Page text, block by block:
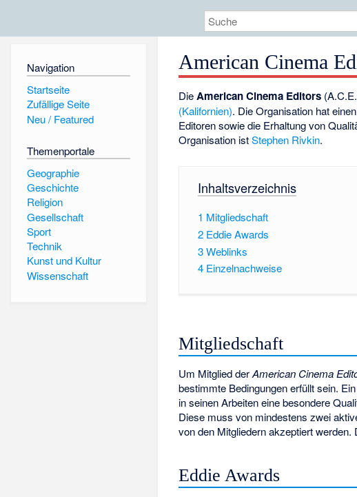
Navigation
Startseite
Zufällige Seite
Neu / Featured
Themenportale
Geographie
Geschichte
Religion
Gesellschaft
Sport
Technik
Kunst und Kultur
Wissenschaft
American Cinema
DieAmerican Cinema Editors
(Kalifornien). Die Organisation hat
Editoren sowie die Erhaltung von
Organisation istStephen Rivkin.
Inhaltsverzeichnis
1 Mitgliedschaft
2 Eddie Awards
3Weblinks
4 Einzelnachweise
Mitgliedschaft
Um Mitglied derAmerican Cinema
bestimmte Bedingungen erfüllt sein.
in seinen Arbeiten eine besondere
Diese muss von mindestens zwei
von den Mitgliedern akzeptiert werden.
Eddie Awards